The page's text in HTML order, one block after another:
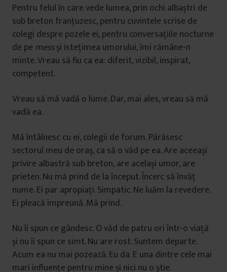
Pentru felul în care vede lumea, prin ochi albaștri de
sub breton franțuzesc, pentru cuvintele scrise de
colegi despre pozele ei, pentru conversațiile nocturne
de pe messși istețimea umorului, îmi rămâne-n
minte. Vreau să fiu ca ea: diferit, vizibil, inspirat,
competent.
Vreau să mă vadă o lume. Dar, mai ales, vreau să mă
vadă ea.
Mă întâlnesc cu ei, colegii de forum. Părăsesc
sectorul meu de oraș, ca să o văd pe ea. Are aceeași
privire albastră sub breton, are același umor, are
prieten. Nu mă prind de la început. Încerc să învăț
nume. Ei par apropiați. Simpatic. Ne luăm la revedere.
Ei pleacă împreună. Mă prind.
Nu îi spun ce gândesc. O văd de patru ori într-o viață
și nu îi spun ce simt. Nu are rost. Suntem departe.
Acum ea nu mai pozează. Eu da. E una dintre cele mai
mari influențe pentru mine și nici nu o știe.